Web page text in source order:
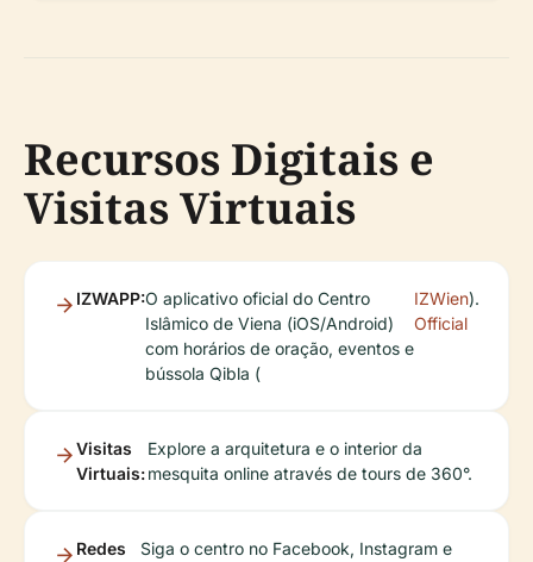
Recursos Digitais e
Visitas Virtuais
IZWAPP:O aplicativo oficial do Centro
Islâmico de Viena (iOS/Android)
com horários de oração, eventos e
bússola Qibla (
IZWien
Official
).
Visitas
Virtuais:
Explore a arquitetura e o interior da
mesquita online através de tours de 360°.
Redes
Siga o centro no Facebook, Instagram e